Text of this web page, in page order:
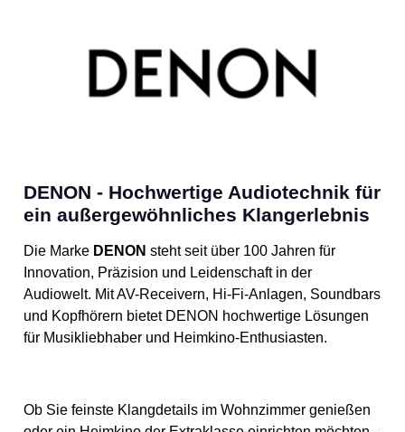
DENON - Hochwertige Audiotechnik für
ein außergewöhnliches Klangerlebnis
Die Marke DENON steht seit über 100 Jahren für
Innovation, Präzision und Leidenschaft in der
Audiowelt. Mit AV-Receivern, Hi-Fi-Anlagen, Soundbars
und Kopfhörern bietet DENON hochwertige Lösungen
für Musikliebhaber und Heimkino-Enthusiasten.
Ob Sie feinste Klangdetails im Wohnzimmer genießen